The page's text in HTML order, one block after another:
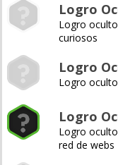
Logro
Logro
curiosos
Logro
Logro
Logro
Logro
red de webs